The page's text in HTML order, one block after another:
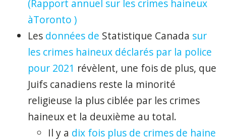
(Rapport annuel sur les crimes haineux
àToronto )
Les données de Statistique Canada sur
les crimes haineux déclarés par la police
pour 2021 révèlent, une fois de plus, que
Juifs canadiens reste la minorité
religieuse la plus ciblée par les crimes
haineux et la deuxième au total.
Il y a dix fois plus de crimes de haine